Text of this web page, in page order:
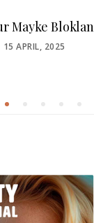
Mayke
POSTED
15 APRIL, 2025